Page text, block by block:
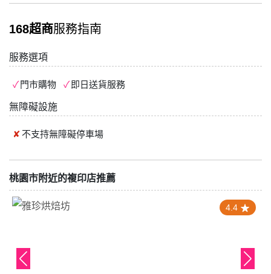
168超商服務指南
服務選項
門市購物 即日送貨服務
無障礙設施
不支持無障礙停車場
桃園市附近的複印店推薦
4.4